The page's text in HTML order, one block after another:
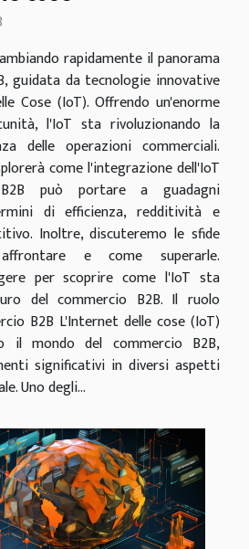
rapidamente il panorama
guidata da tecnologie innovative
Cose (IoT). Offrendo un'enorme
l'IoT sta rivoluzionando la
delle operazioni commerciali.
come l'integrazione dell'IoT
può portare a guadagni
di efficienza, redditività e
Inoltre, discuteremo le sfide
e come superarle.
per scoprire come l'IoT sta
del commercio B2B. Il ruolo
B2B L'Internet delle cose (IoT)
il mondo del commercio B2B,
significativi in diversi aspetti
Uno degli...